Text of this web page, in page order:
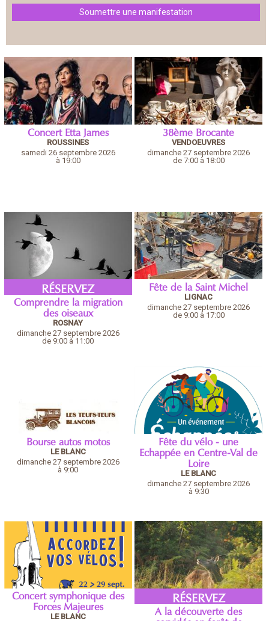
Soumettre une manifestation
Concert Etta James
ROUSSINES
samedi 26 septembre 2026
à 19:00
38ème Brocante
VENDOEUVRES
dimanche 27 septembre 2026
de 7:00 à 18:00
RÉSERVEZ
Comprendre la migration
des oiseaux
ROSNAY
dimanche 27 septembre 2026
de 9:00 à 11:00
Fête de la Saint Michel
LIGNAC
dimanche 27 septembre 2026
de 9:00 à 17:00
Bourse autos motos
LE BLANC
dimanche 27 septembre 2026
à 9:00
Fête du vélo - une
Echappée en Centre-Val de
Loire
LE BLANC
dimanche 27 septembre 2026
à 9:30
Concert symphonique des
Forces Majeures
LE BLANC
RÉSERVEZ
A la découverte des